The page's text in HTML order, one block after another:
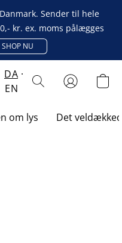
Sender til hele
kr. ex. moms pålægges
SHOP NU
DA
EN
om lys Det